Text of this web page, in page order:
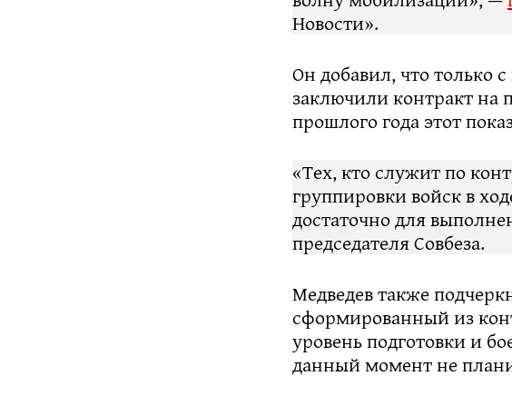
Новости».
Он добавил, что только
заключили контракт на
прошлого года этот
«Тех, кто служит по
группировки войск в
достаточно для
председателя Совбеза.
Медведев также
сформированный из
уровень подготовки и
данный момент не